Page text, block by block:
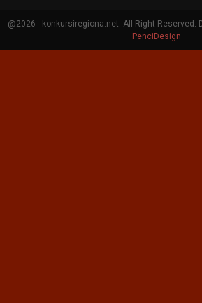
@2026 - konkursiregiona.net. All Right Reserved.
PenciDesign